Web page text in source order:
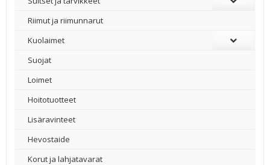
Riimut ja riimunnarut
Kuolaimet
Suojat
Loimet
Hoitotuotteet
Lisäravinteet
Hevostaide
Korut ja lahjatavarat